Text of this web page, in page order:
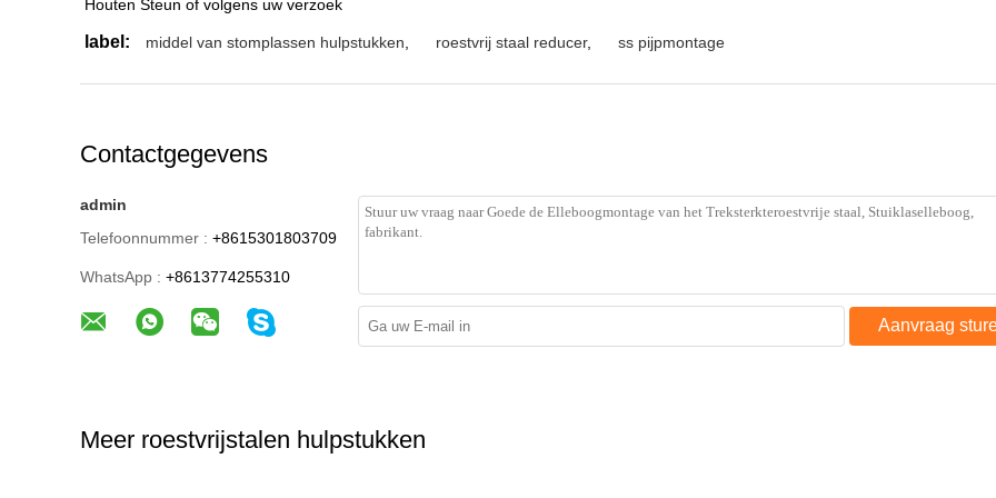
Houten Steun of volgens uw verzoek
label: middel van stomplassen hulpstukken roestvrij staal reducer, ss pijpmontage
Contactgegevens
admin
Telefoonnummer : +8615301803709
WhatsApp : +8613774255310
Aanvraag
Meer roestvrijstalen hulpstukken